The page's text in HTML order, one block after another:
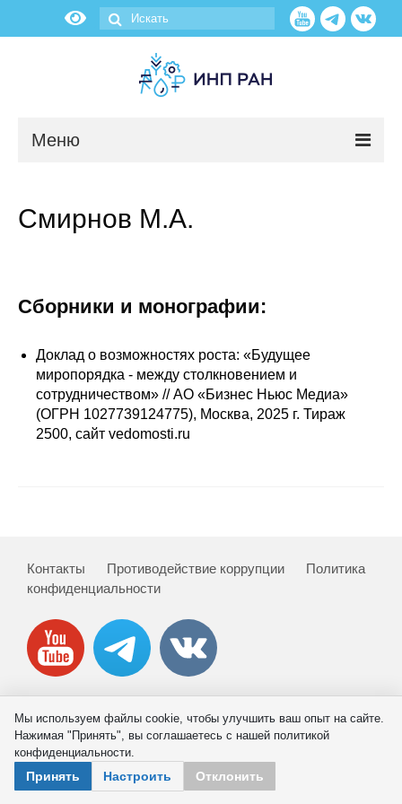
Меню
О нас
Научные подразделения
Администрация
Сотрудники
Публикации
Научная жизнь
Издания
О журнале
Номера журналов
Смирнов М.А.
Сборники и монографии:
Доклад о возможностях роста: «Будущее
миропорядка - между столкновением и
сотрудничеством» // АО «Бизнес Ньюс Медиа»
(ОГРН 1027739124775), Москва, 2025 г. Тираж
2500, сайт vedomosti.ru
Контакты Противодействие коррупции
Политика
конфиденциальности
© 2026 ИНП РАН
Мы используем файлы cookie, чтобы улучшить ваш опыт на сайте.
Нажимая "Принять", вы соглашаетесь с нашей политикой
конфиденциальности.
Принять Настроить Отклонить